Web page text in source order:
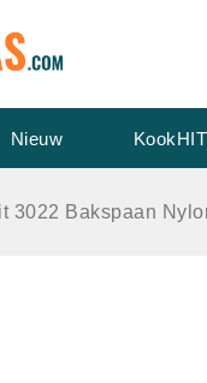
Nieuw
3022 Bakspaan